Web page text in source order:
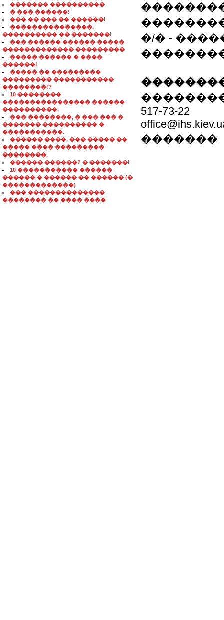
������� ����������
� ��� ������!
��� �� ��� �� ������!
���������������.
���������� �� �������!
��� ������ ������ �����
������������� ���������
����� ������ � ����
������!
����� �� ���������
��������� �����������
��������!?
10 ��������
���������������� ������
����������.
��� ��������, � ��� ��� �
������� ���������� �
�����������.
������ ����. ��� ����� ��
����� ���� ���������
��������.
������ ������? � �������!
10 ����������� ������
������ � ������ �� ������ (�
�������������)
��� ��������������
�������� �� ���� ����
�/� -
517-73-22
�������